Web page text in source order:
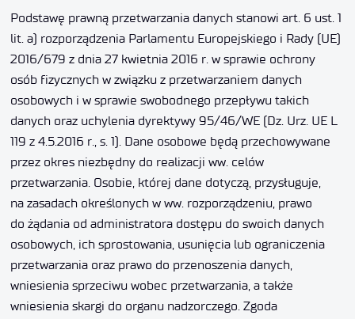
Podstawę prawną przetwarzania danych stanowi art. 6 ust. 1
lit. a) rozporządzenia Parlamentu Europejskiego i Rady (UE)
2016/679 z dnia 27 kwietnia 2016 r. w sprawie ochrony
osób fizycznych w związku z przetwarzaniem danych
osobowych i w sprawie swobodnego przepływu takich
danych oraz uchylenia dyrektywy 95/46/WE (Dz. Urz. UE L
119 z 4.5.2016 r., s. 1). Dane osobowe będą przechowywane
przez okres niezbędny do realizacji ww. celów
przetwarzania. Osobie, której dane dotyczą, przysługuje,
na zasadach określonych w ww. rozporządzeniu, prawo
do żądania od administratora dostępu do swoich danych
osobowych, ich sprostowania, usunięcia lub ograniczenia
przetwarzania oraz prawo do przenoszenia danych,
wniesienia sprzeciwu wobec przetwarzania, a także
wniesienia skargi do organu nadzorczego. Zgoda